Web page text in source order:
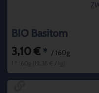
BIO Basitom
3,10 € * / 160g